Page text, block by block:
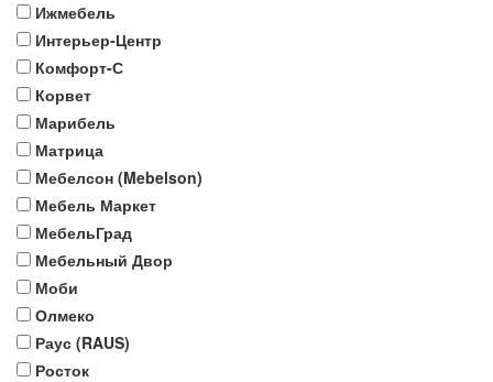
Ижмебель
Интерьер-Центр
Комфорт-С
Корвет
Марибель
Матрица
Мебелсон (Mebelson)
Мебель Маркет
МебельГрад
Мебельный Двор
Моби
Олмеко
Раус (RAUS)
Росток